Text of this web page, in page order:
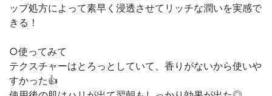
ップ処方によって素早く浸透させてリッチな潤いを実感で
きる！
○使ってみて
テクスチャーはとろっとしていて、香りがないから使いや
すかった👍